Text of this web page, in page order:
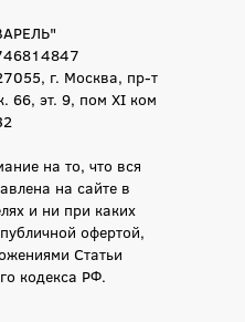
г. Москва, пр-т
66, эт. 9, пом XI ком
на то, что вся
на сайте в
и ни при каких
офертой,
Статьи
кодекса РФ.